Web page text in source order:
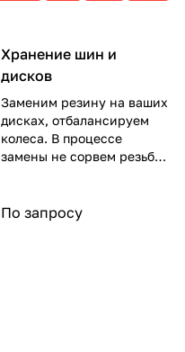
LI
Хранение шин и
дисков
Заменим резину на ваших
дисках, отбалансируем
колеса. В процессе
замены не сорвем резьбу
По запросу